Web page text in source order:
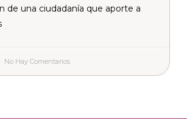
de una ciudadanía que aporte a
No Hay Comentarios